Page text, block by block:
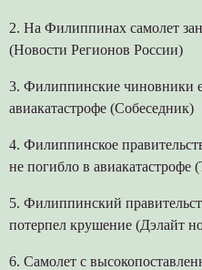
2. На Филиппинах самолет
(Новости Регионов России)
3. Филиппинские чиновники
авиакатастрофе (Собеседник)
4. Филиппинское
не погибло в
5. Филиппинский
потерпел крушение (Дэлайт
6. Самолет с